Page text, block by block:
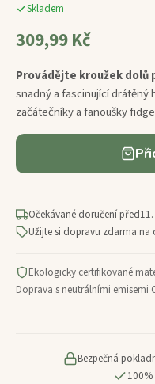
Skladem
309,99 Kč
Provádějte kroužek dolů
snadný a fascinující drátěný
začátečníky a fanoušky
Očekávané doručení před
Užijte si dopravu zdarma
Ekologicky certifikované
Doprava s neutrálními emisemi
Bezpečná